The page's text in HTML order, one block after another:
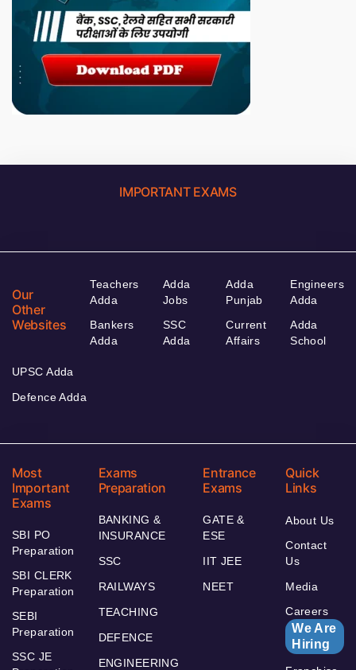
IMPORTANT EXAMS
Our
Other
Websites
Teachers
Adda
Bankers
Adda
Adda
Jobs
SSC
Adda
Adda
Punjab
Current
Affairs
Engineers
Adda
Adda
School
UPSC Adda
Defence Adda
Most
Important
Exams
SBI PO
Preparation
SBI CLERK
Preparation
SEBI
Preparation
SSC JE
Exams
Preparation
BANKING &
INSURANCE
SSC
RAILWAYS
TEACHING
DEFENCE
ENGINEERING
Entrance
Exams
GATE &
ESE
IIT JEE
NEET
Quick
Links
About Us
Contact
Us
Media
Careers
We Are
Hiring